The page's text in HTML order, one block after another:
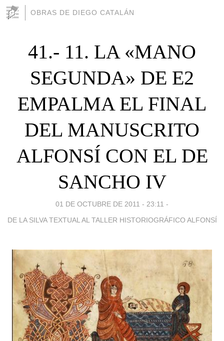
OBRAS DE DIEGO CATALÁN
41.- 11. LA «MANO
SEGUNDA» DE E2
EMPALMA EL FINAL
DEL MANUSCRITO
ALFONSÍ CON EL DE
SANCHO IV
01 DE OCTUBRE DE 2011 - 23:11 -
DE LA SILVA TEXTUAL AL TALLER HISTORIOGRÁFICO ALFONSÍ